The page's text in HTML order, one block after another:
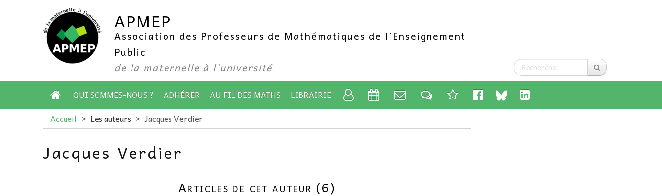
APMEP
Association des Professeurs de Mathématiques de l’Enseignement
Public
de la maternelle à l’université
QUI SOMMES-NOUS ? ADHÉRER AU FIL DES MATHS
LIBRAIRIE
Accueil > Les auteurs > Jacques Verdier
Jacques Verdier
Articles de cet auteur (6)